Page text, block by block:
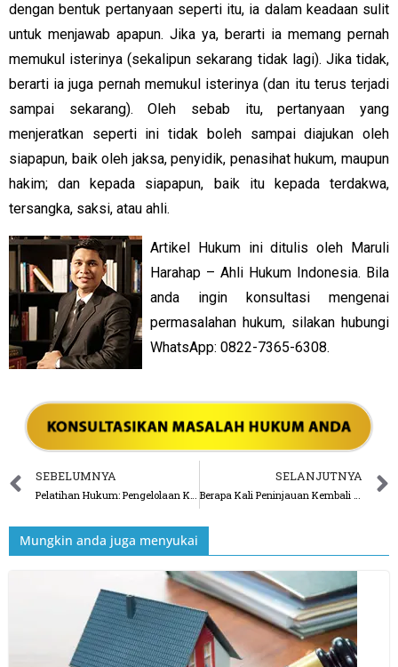
dengan bentuk pertanyaan seperti itu, ia dalam keadaan sulit
untuk menjawab apapun. Jika ya, berarti ia memang pernah
memukul isterinya (sekalipun sekarang tidak lagi). Jika tidak,
berarti ia juga pernah memukul isterinya (dan itu terus terjadi
sampai sekarang). Oleh sebab itu, pertanyaan yang
menjeratkan seperti ini tidak boleh sampai diajukan oleh
siapapun, baik oleh jaksa, penyidik, penasihat hukum, maupun
hakim; dan kepada siapapun, baik itu kepada terdakwa,
tersangka, saksi, atau ahli.
Artikel Hukum ini ditulis oleh Maruli
Harahap – Ahli Hukum Indonesia. Bila
anda ingin konsultasi mengenai
permasalahan hukum, silakan hubungi
WhatsApp: 0822-7365-6308.
SEBELUMNYA SELANJUTNYA
Mungkin anda juga menyukai